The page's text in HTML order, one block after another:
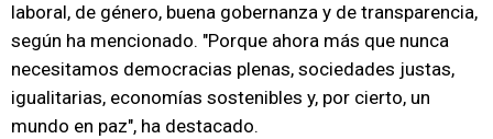
laboral, de género, buena gobernanza y de transparencia,
según ha mencionado. "Porque ahora más que nunca
necesitamos democracias plenas, sociedades justas,
igualitarias, economías sostenibles y, por cierto, un
mundo en paz", ha destacado.